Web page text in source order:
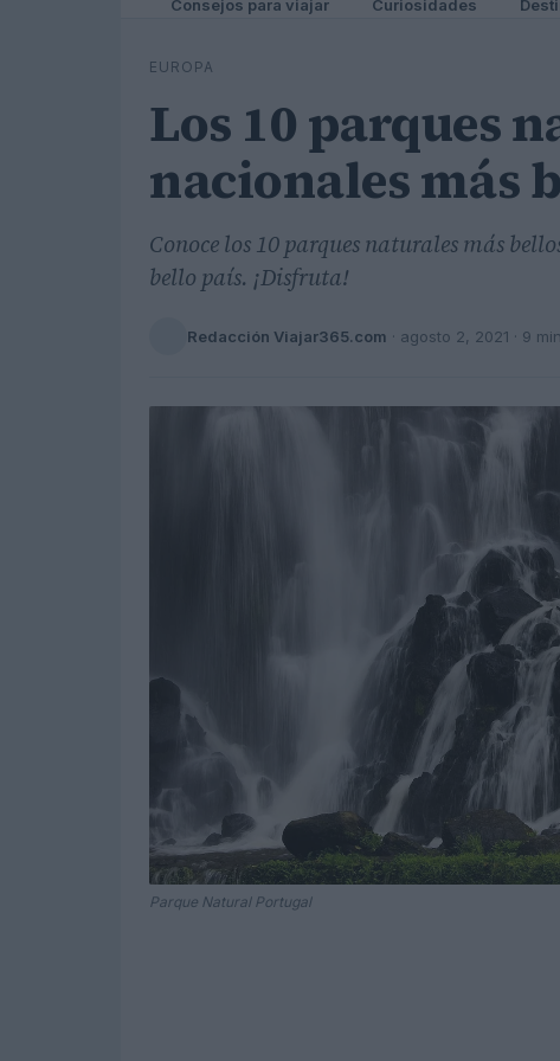
Consejos para viajar Curiosidades
EUROPA
Los 10 parques
nacionales más
Conoce los 10 parques naturales más
bello país. ¡Disfruta!
Redacción Viajar365.com · agosto 2, 2021 · 9 min
Parque Natural Portugal